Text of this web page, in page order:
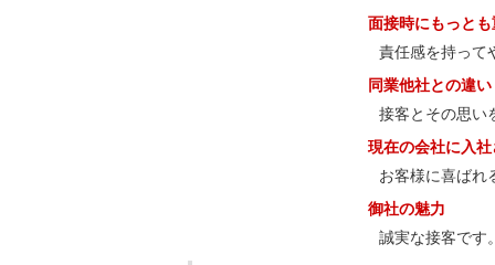
面接時にもっと
責任感を持って
同業他社との違い
接客とその思い
現在の会社に入
お客様に喜ばれ
御社の魅力
誠実な接客です